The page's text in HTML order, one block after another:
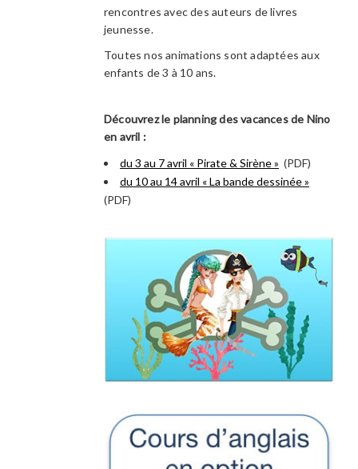
rencontres avec des auteurs de livres
jeunesse.
Toutes nos animations sont adaptées aux
enfants de 3 à 10 ans.
Découvrez le planning des vacances de Nino
en avril :
du 3 au 7 avril « Pirate & Sirène » (PDF)
du 10 au 14 avril « La bande dessinée »
(PDF)